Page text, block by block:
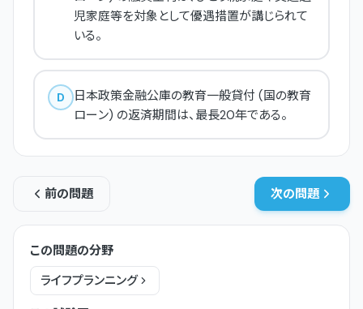
児家庭等を対象として優遇措置が講じられて
いる。
D
日本政策金融公庫の教育一般貸付 (国の教育
ローン) の返済期間は、最長20年である。
前の問題 次の問題
この問題の分野
ライフプランニング